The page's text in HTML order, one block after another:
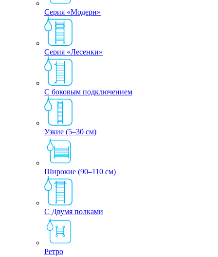
Серия «Модерн»
Серия «Лесенки»
С боковым подключением
Узкие (5–30 см)
Широкие (90–110 см)
С Двумя полками
Ретро